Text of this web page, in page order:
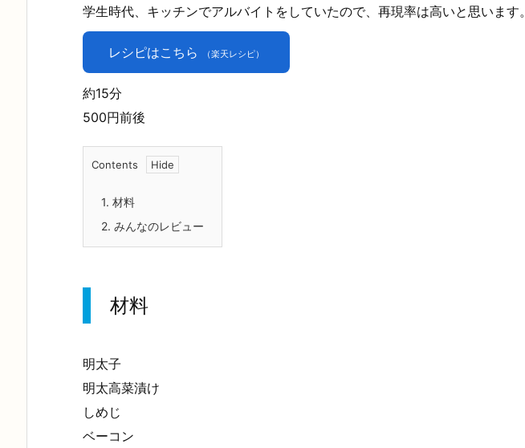
学生時代、キッチンでアルバイトをしていたので、再現率は高いと思います。
レシピはこちら （楽天レシピ）
約15分
500円前後
Contents
1. 材料
2. みんなのレビュー
材料
明太子
明太高菜漬け
しめじ
ベーコン